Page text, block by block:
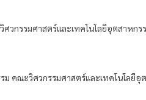
กรรมศาสตร์และเทคโนโลยีอุตสาหก
คณะวิศวกรรมศาสตร์และเทคโนโลยี